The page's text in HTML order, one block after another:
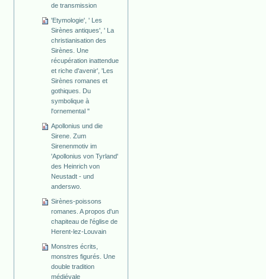
de transmission
'Etymologie', ' Les
Sirènes antiques', ' La
christianisation des
Sirènes. Une
récupération inattendue
et riche d'avenir', 'Les
Sirènes romanes et
gothiques. Du
symbolique à
l'ornemental "
Apollonius und die
Sirene. Zum
Sirenenmotiv im
'Apollonius von Tyrland'
des Heinrich von
Neustadt - und
anderswo.
Sirènes-poissons
romanes. A propos d'un
chapiteau de l'église de
Herent-lez-Louvain
Monstres écrits,
monstres figurés. Une
double tradition
médiévale